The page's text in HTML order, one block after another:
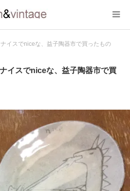
イスでniceな、益子陶器市で買ったもの
イスでniceな、益子陶器市で買